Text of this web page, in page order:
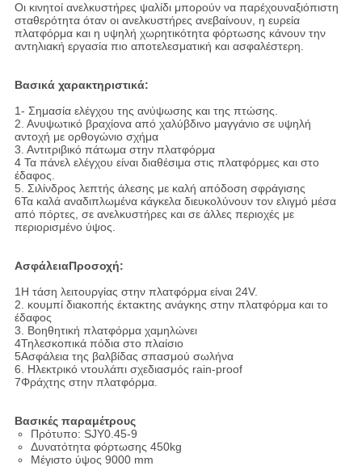
Οι κινητοί ανελκυστήρες ψαλίδι μπορούν να παρέχουναξιόπιστη
σταθερότητα όταν οι ανελκυστήρες ανεβαίνουν, η ευρεία
πλατφόρμα και η υψηλή χωρητικότητα φόρτωσης κάνουν την
αντηλιακή εργασία πιο αποτελεσματική και ασφαλέστερη.
Βασικά χαρακτηριστικά:
1- Σημασία ελέγχου της ανύψωσης και της πτώσης.
2. Ανυψωτικό βραχίονα από χαλύβδινο μαγγάνιο σε υψηλή
αντοχή με ορθογώνιο σχήμα
3. Αντιτριβικό πάτωμα στην πλατφόρμα
4 Τα πάνελ ελέγχου είναι διαθέσιμα στις πλατφόρμες και στο
έδαφος.
5. Σιλίνδρος λεπτής άλεσης με καλή απόδοση σφράγισης
6Τα καλά αναδιπλωμένα κάγκελα διευκολύνουν τον ελιγμό μέσα
από πόρτες, σε ανελκυστήρες και σε άλλες περιοχές με
περιορισμένο ύψος.
ΑσφάλειαΠροσοχή:
1Η τάση λειτουργίας στην πλατφόρμα είναι 24V.
2. κουμπί διακοπής έκτακτης ανάγκης στην πλατφόρμα και το
έδαφος
3. Βοηθητική πλατφόρμα χαμηλώνει
4Τηλεσκοπικά πόδια στο πλαίσιο
5Ασφάλεια της βαλβίδας σπασμού σωλήνα
6. Ηλεκτρικό ντουλάπι σχεδιασμός rain-proof
7Φράχτης στην πλατφόρμα.
Βασικές παραμέτρους
Πρότυπο: SJY0.45-9
Δυνατότητα φόρτωσης 450kg
Μέγιστο ύψος 9000 mm